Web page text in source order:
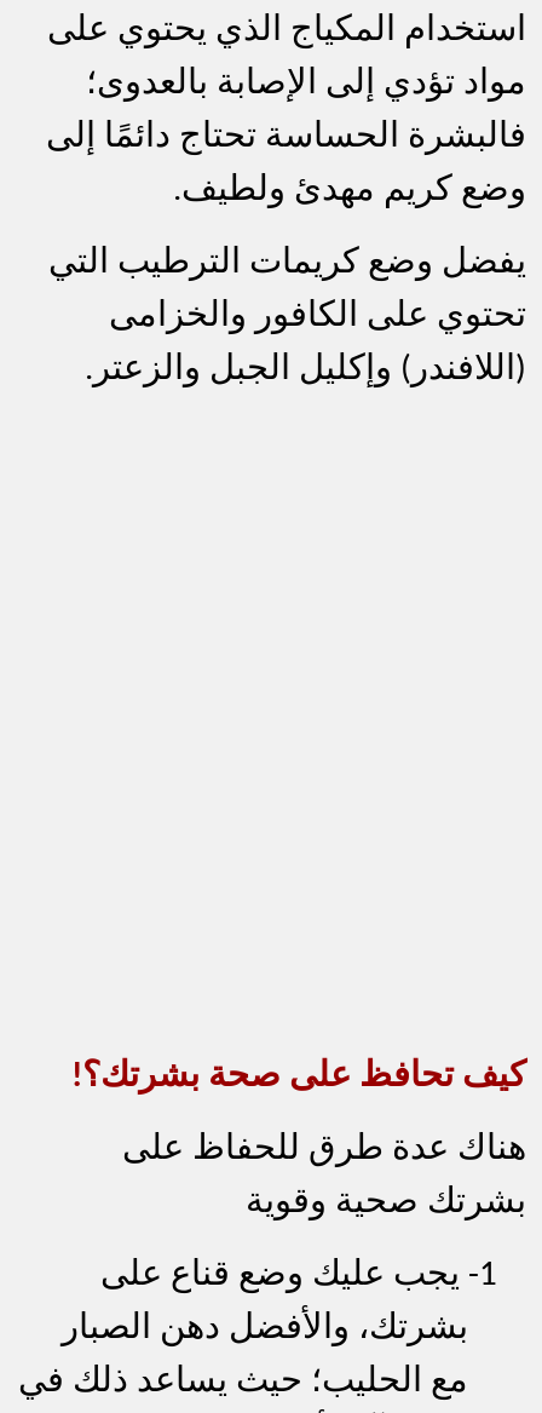
استخدام المكياج الذي يحتوي على
مواد تؤدي إلى الإصابة بالعدوى؛
فالبشرة الحساسة تحتاج دائمًا إلى
وضع كريم مهدئ ولطيف.
يفضل وضع كريمات الترطيب التي
تحتوي على الكافور والخزامى
(اللافندر) وإكليل الجبل والزعتر.
كيف تحافظ على صحة بشرتك؟!
هناك عدة طرق للحفاظ على
بشرتك صحية وقوية
1-
يجب عليك وضع قناع على
بشرتك، والأفضل دهن الصبار
مع الحليب؛ حيث يساعد ذلك في